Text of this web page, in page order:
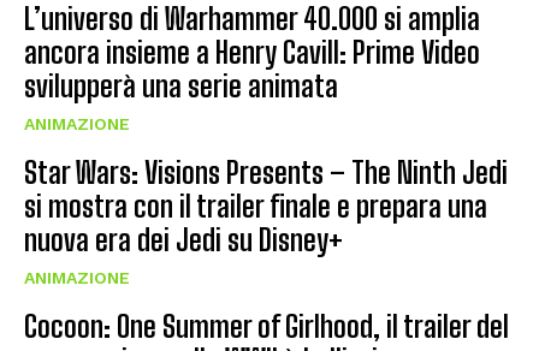
L’universo di Warhammer 40.000 si amplia
ancora insieme a Henry Cavill: Prime Video
svilupperà una serie animata
ANIMAZIONE
Star Wars: Visions Presents – The Ninth Jedi
si mostra con il trailer finale e prepara una
nuova era dei Jedi su Disney+
ANIMAZIONE
Cocoon: One Summer of Girlhood, il trailer del